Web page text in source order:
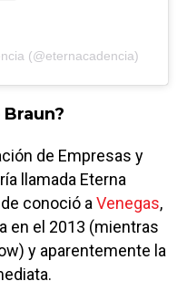
(@eternacadencia)
de Empresas y
llamada Eterna
conoció a Venegas,
en el 2013 (mientras
y aparentemente la